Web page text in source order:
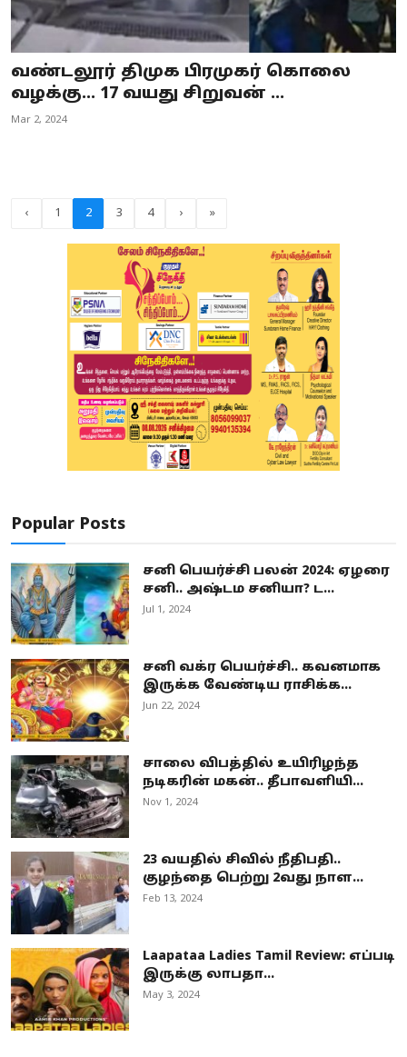
வண்டலூர் திமுக பிரமுகர் கொலை
வழக்கு... 17 வயது சிறுவன் ...
Mar 2, 2024
‹ 1 2 3 4 › »
Popular Posts
சனி பெயர்ச்சி பலன் 2024: ஏழரை
சனி.. அஷ்டம சனியா? ட...
Jul 1, 2024
சனி வக்ர பெயர்ச்சி.. கவனமாக
இருக்க வேண்டிய ராசிக்க...
Jun 22, 2024
சாலை விபத்தில் உயிரிழந்த
நடிகரின் மகன்.. தீபாவளியி...
Nov 1, 2024
23 வயதில் சிவில் நீதிபதி..
குழந்தை பெற்று 2வது நாள...
Feb 13, 2024
Laapataa Ladies Tamil Review: எப்படி
இருக்கு லாபதா...
May 3, 2024